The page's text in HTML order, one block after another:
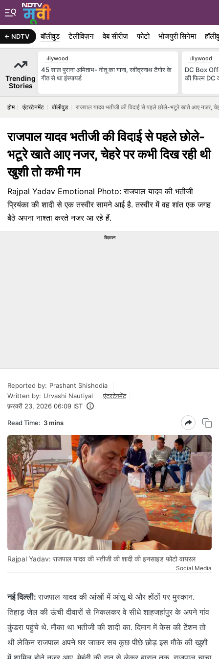
NDTV बॉलीवुड टेलीविज़न वेब सीरीज़ फोटो भोजपुरी सिनेमा
Trending
Stories
Bollywood
45 साल पुराना अमिताभ- नीतू का गाना, रवींद्रनाथ टैगोर के
गीत से था इंस्पायर्ड
Bollywood
DC Box
की फिल्म DC
होम एंटरटेनमेंट बॉलीवुड राजपाल यादव भतीजी की विदाई से पहले छोले-भटूरे खाते आए नजर,
राजपाल यादव भतीजी की विदाई से पहले छोले-
भटूरे खाते आए नजर, चेहरे पर कभी दिख रही थी
खुशी तो कभी गम
Rajpal Yadav Emotional Photo: राजपाल यादव की भतीजी
प्रियंका की शादी से एक तस्वीर सामने आई है. तस्वीर में वह शांत एक जगह
बैठे अपना नाश्ता करते नजर आ रहे हैं.
विज्ञापन
Reported by: Prashant Shishodia
Written by: Urvashi Nautiyal
एंटरटेनमेंट
फ़रवरी 23, 2026 06:09 IST
Read Time: 3 mins
Rajpal Yadav: राजपाल यादव की भतीजी की शादी की इनसाइड फोटो वायरल
Social Media
नई दिल्ली: राजपाल यादव की आंखों में आंसू थे और होंठों पर मुस्कान.
तिहाड़ जेल की ऊंची दीवारों से निकलकर वे सीधे शाहजहांपुर के अपने गांव
कुंडरा पहुंचे थे. मौका था भतीजी की शादी का. दिमाग में केस की टेंशन तो
थी लेकिन राजपाल अपने घर जाकर सब कुछ पीछे छोड़ इस मौके की खुशी